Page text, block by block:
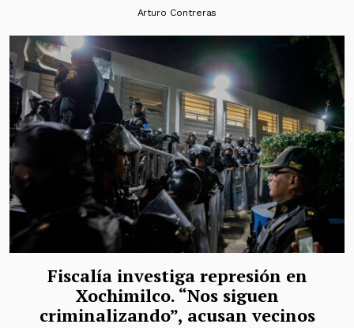
Arturo Contreras
Fiscalía investiga represión en
Xochimilco. “Nos siguen
criminalizando”, acusan vecinos